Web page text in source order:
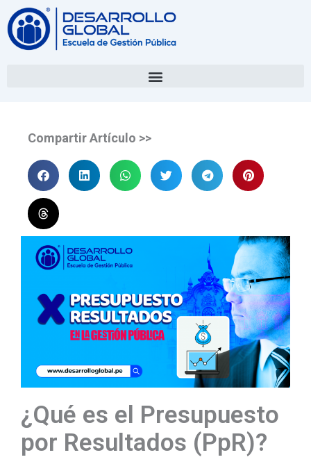
Compartir Artículo >>
¿Qué es el Presupuesto
por Resultados (PpR)?